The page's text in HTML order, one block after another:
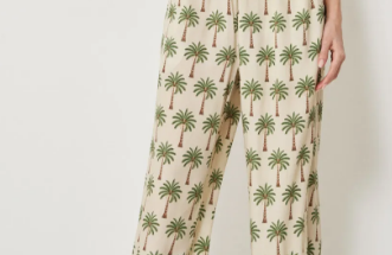
PP P G GG